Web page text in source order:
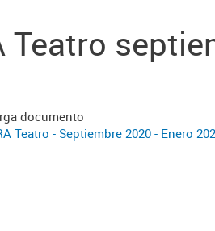
documento
Teatro - Septiembre 2020 - Enero